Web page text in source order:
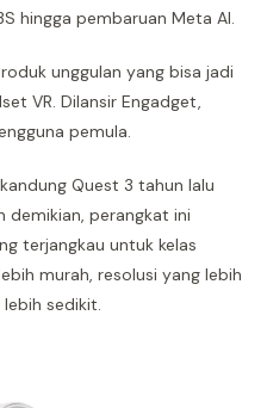
hingga pembaruan Meta AI.
unggulan yang bisa jadi
VR. Dilansir Engadget,
pemula.
Quest 3 tahun lalu
demikian, perangkat ini
terjangkau untuk kelas
murah, resolusi yang lebih
sedikit.